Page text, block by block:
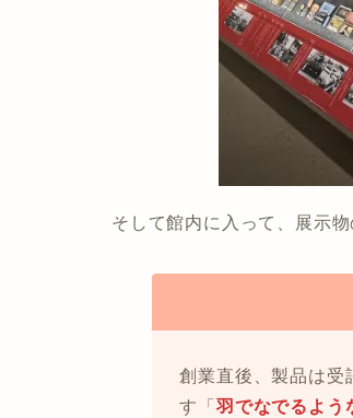
そして館内に入って、展示
創業直後、製品は受
す「羽でなでるよう